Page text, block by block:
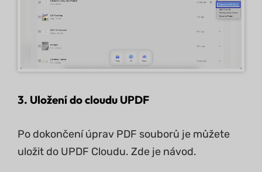
3. Uložení do cloudu UPDF
Po dokončení úprav PDF souborů je můžete
uložit do UPDF Cloudu. Zde je návod.